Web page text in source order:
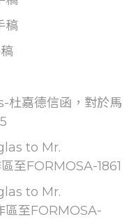
稿
嘉德信函，對於馬
to Mr.
至FORMOSA-1861
to Mr.
至FORMOSA-